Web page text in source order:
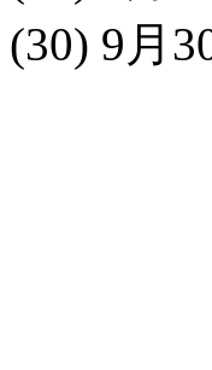
(30) 9 月